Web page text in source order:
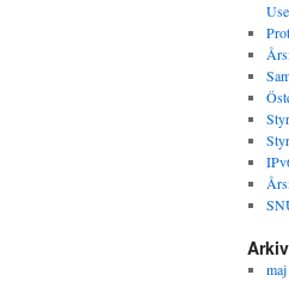
Arkiv